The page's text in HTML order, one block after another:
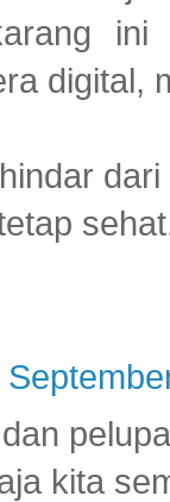
digital,
kita